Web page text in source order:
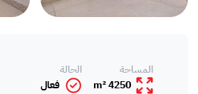
المساحة
4250 m²
الحالة
فعال